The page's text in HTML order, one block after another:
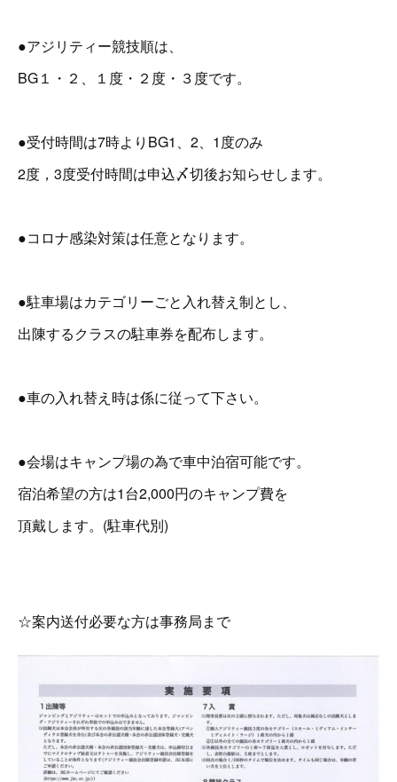
●アジリティー競技順は、
BG１・２、１度・２度・３度です。
●受付時間は7時よりBG1、2、1度のみ
2度，3度受付時間は申込〆切後お知らせします。
●コロナ感染対策は任意となります。
●駐車場はカテゴリーごと入れ替え制とし、
出陳するクラスの駐車券を配布します。
●車の入れ替え時は係に従って下さい。
●会場はキャンプ場の為で車中泊宿可能です。
宿泊希望の方は1台2,000円のキャンプ費を
頂戴します。(駐車代別)
☆案内送付必要な方は事務局まで